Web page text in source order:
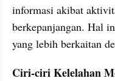
informasi akibat
berkepanjangan. Hal
yang lebih berkaitan
Ciri-ciri Kelelahan